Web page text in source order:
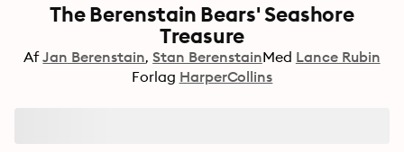
The Berenstain Bears' Seashore
Treasure
Af Jan Berenstain Stan BerenstainMed Lance Rubin
Forlag HarperCollins